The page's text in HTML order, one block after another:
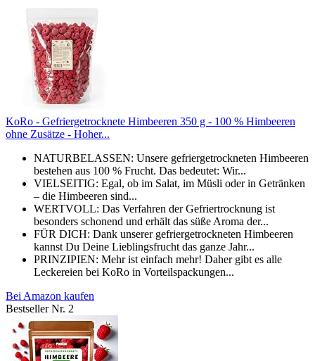
KoRo - Gefriergetrocknete Himbeeren 350 g - 100 % Himbeeren
ohne Zusätze - Hoher...
NATURBELASSEN: Unsere gefriergetrockneten Himbeeren
bestehen aus 100 % Frucht. Das bedeutet: Wir...
VIELSEITIG: Egal, ob im Salat, im Müsli oder in Getränken
– die Himbeeren sind...
WERTVOLL: Das Verfahren der Gefriertrocknung ist
besonders schonend und erhält das süße Aroma der...
FÜR DICH: Dank unserer gefriergetrockneten Himbeeren
kannst Du Deine Lieblingsfrucht das ganze Jahr...
PRINZIPIEN: Mehr ist einfach mehr! Daher gibt es alle
Leckereien bei KoRo in Vorteilspackungen...
Bei Amazon kaufen
Bestseller Nr. 2